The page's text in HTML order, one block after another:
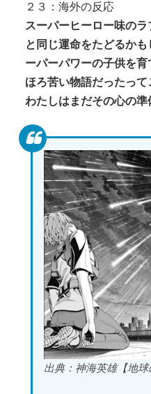
２３：海外の反応
スーパーヒーロー味の
と同じ運命をたどるか
ーパーパワーの子供を
ほろ苦い物語だったって
わたしはまだその心の準
出典：神海英雄【地